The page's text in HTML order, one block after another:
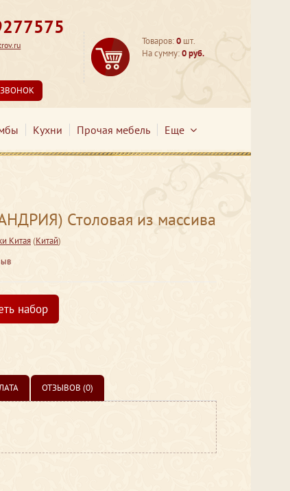
ЗВОНОК
Товаров:0 шт.
На сумму:0 руб.
Кухни Прочая мебель Еще
Столовая из массива
Китая(Китай)
набор
ОТЗЫВОВ (0)